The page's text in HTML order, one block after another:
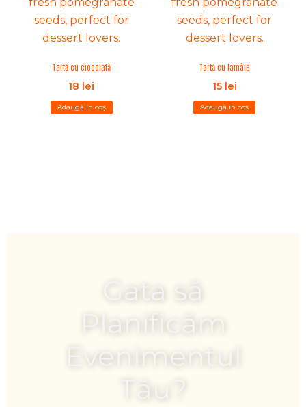
Tartă cu ciocolată
18 lei
Adaugă în coș
Tartă cu lamâie
15 lei
Adaugă în coș
Gata să
Planificăm
Evenimentul
Tău?